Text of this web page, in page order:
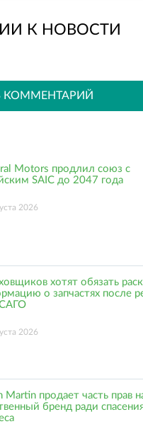
Одноклассниках
К НОВОСТИ
КОММЕНТАРИЙ
Motors продлил союз с
SAIC до 2047 года
2026
хотят обязать
о запчастях после
2026
Martin продает часть прав
бренд ради